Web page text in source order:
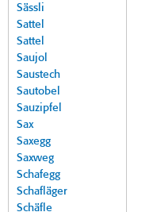
Sässli
Sattel
Sattel
Saujol
Saustech
Sautobel
Sauzipfel
Sax
Saxegg
Saxweg
Schafegg
Schafläger
Schäfle